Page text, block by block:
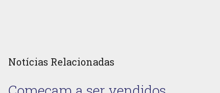
Notícias Relacionadas